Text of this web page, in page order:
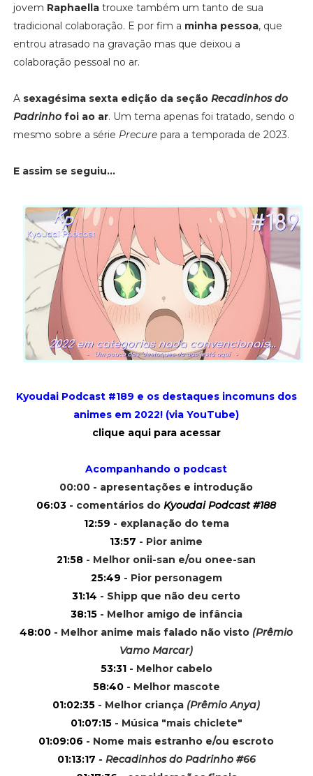
jovem Raphaellatrouxe também um tanto de sua
tradicional colaboração. E por fim a minha pessoa, que
entrou atrasado na gravação mas que deixou a
colaboração pessoal no ar.
A sexagésima sexta edição da seção Recadinhos do
Padrinhofoi ao ar. Um tema apenas foi tratado, sendo o
mesmo sobre a série Precurepara a temporada de 2023.
E assim se seguiu...
Kyoudai Podcast #189 e os destaques incomuns dos
animes em 2022! (via YouTube)
clique aqui para acessar
Acompanhando o podcast
00:00 - apresentações e introdução
06:03 - comentários doKyoudai Podcast #188
12:59 - explanação do tema
13:57 - Pior anime
21:58 - Melhor onii-san e/ou onee-san
25:49 - Pior personagem
31:14 - Shipp que não deu certo
38:15- Melhor amigo de infância
48:00 - Melhor anime mais falado não visto (Prêmio
Vamo Marcar)
53:31- Melhor cabelo
58:40- Melhor mascote
01:02:35 - Melhor criança (Prêmio Anya)
01:07:15- Música "mais chiclete"
01:09:06 - Nome mais estranho e/ou escroto
01:13:17 - Recadinhos do Padrinho #66